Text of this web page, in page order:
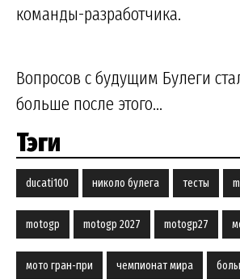
команды-разработчика.
Вопросов с будущим Булеги
больше после этого...
Тэги
ducati100 николо булега тесты
motogp motogp 2027 motogp27
мото гран-при чемпионат мира